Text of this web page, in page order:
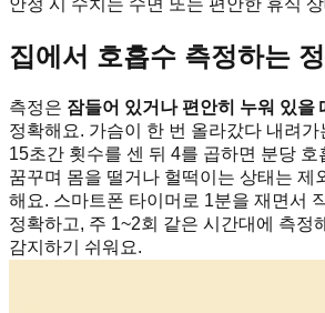
안정 시 수치는 수면 또는 편안한 휴식
집에서 호흡수 측정하는
측정은 잠들어 있거나 편안히 누워 있을
정확해요. 가슴이 한 번 올라갔다 내려
15초간 횟수를 센 뒤 4를 곱하면 분당 호
꿈꾸며 몸을 떨거나 헐떡이는 상태는 제
해요. 스마트폰 타이머로 1분을 재면서
정확하고, 주 1~2회 같은 시간대에 측정
감지하기 쉬워요.